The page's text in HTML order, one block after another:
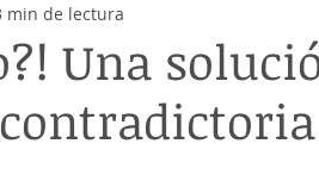
Una
min de lectura